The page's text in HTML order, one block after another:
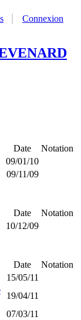
Connexion
Date
Notation
09/01/10
09/11/09
Date
Notation
10/12/09
Date
Notation
15/05/11
19/04/11
07/03/11